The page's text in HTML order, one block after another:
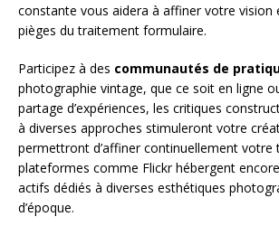
constante vous aidera à affiner votre vision
pièges du traitement formulaire.
Participez à des communautés de
photographie vintage, que ce soit en ligne
partage d’expériences, les critiques
à diverses approches stimuleront votre
permettront d’affiner continuellement votre
plateformes comme Flickr hébergent
actifs dédiés à diverses esthétiques
d’époque.